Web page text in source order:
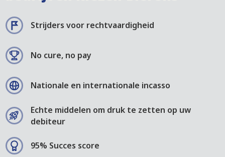
Strijders voor rechtvaardigheid
No cure, no pay
Nationale en internationale incasso
Echte middelen om druk te zetten op uw
debiteur
95% Succes score